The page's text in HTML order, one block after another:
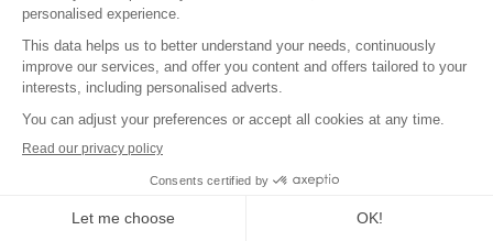
Slovénie (EUR €)
Suède (SEK kr)
Suisse (CHF CHF)
Suriname (EUR €)
Svalbard et Jan Mayen (EUR €)
Tchéquie (CZK Kč)